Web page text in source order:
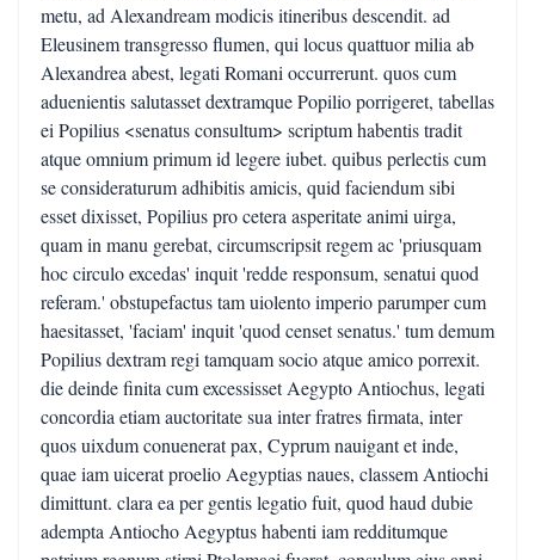
metu, ad Alexandream modicis itineribus descendit. ad
Eleusinem transgresso flumen, qui locus quattuor milia ab
Alexandrea abest, legati Romani occurrerunt. quos cum
aduenientis salutasset dextramque Popilio porrigeret, tabellas
ei Popilius <senatus consultum> scriptum habentis tradit
atque omnium primum id legere iubet. quibus perlectis cum
se consideraturum adhibitis amicis, quid faciendum sibi
esset dixisset, Popilius pro cetera asperitate animi uirga,
quam in manu gerebat, circumscripsit regem ac 'priusquam
hoc circulo excedas' inquit 'redde responsum, senatui quod
referam.' obstupefactus tam uiolento imperio parumper cum
haesitasset, 'faciam' inquit 'quod censet senatus.' tum demum
Popilius dextram regi tamquam socio atque amico porrexit.
die deinde finita cum excessisset Aegypto Antiochus, legati
concordia etiam auctoritate sua inter fratres firmata, inter
quos uixdum conuenerat pax, Cyprum nauigant et inde,
quae iam uicerat proelio Aegyptias naues, classem Antiochi
dimittunt. clara ea per gentis legatio fuit, quod haud dubie
adempta Antiocho Aegyptus habenti iam redditumque